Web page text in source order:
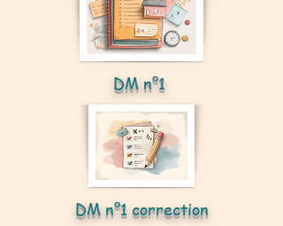
DM n°1
DM n°1 correction